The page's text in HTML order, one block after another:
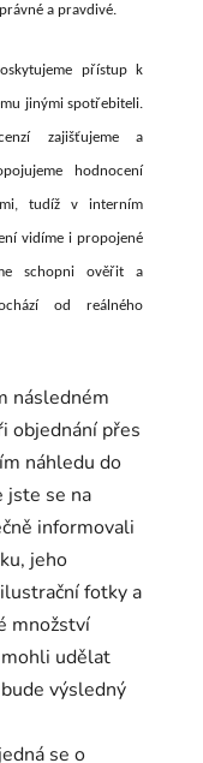
a pravdivé.
přístup k
jinými spotřebiteli.
zajišťujeme a
hodnocení
tudíž v interním
vidíme i propojené
schopni ověřit a
od reálného
následném
objednání přes
náhledu do
jste se na
informovali
jeho
fotky a
množství
udělat
výsledný
jedná se o